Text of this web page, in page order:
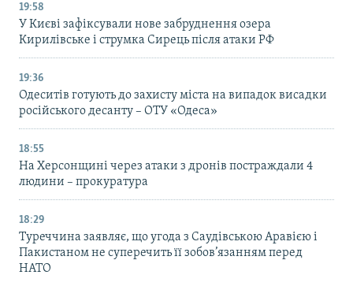
19:58
У Києві зафіксували нове забруднення озера
Кирилівське і струмка Сирець після атаки РФ
19:36
Одеситів готують до захисту міста на випадок висадки
російського десанту – ОТУ «Одеса»
18:55
На Херсонщині через атаки з дронів постраждали 4
людини – прокуратура
18:29
Туреччина заявляє, що угода з Саудівською Аравією і
Пакистаном не суперечить її зобов’язанням перед
НАТО